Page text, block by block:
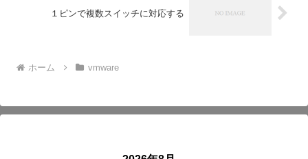
１ピンで複数スイッチに対応する
ホーム vmware